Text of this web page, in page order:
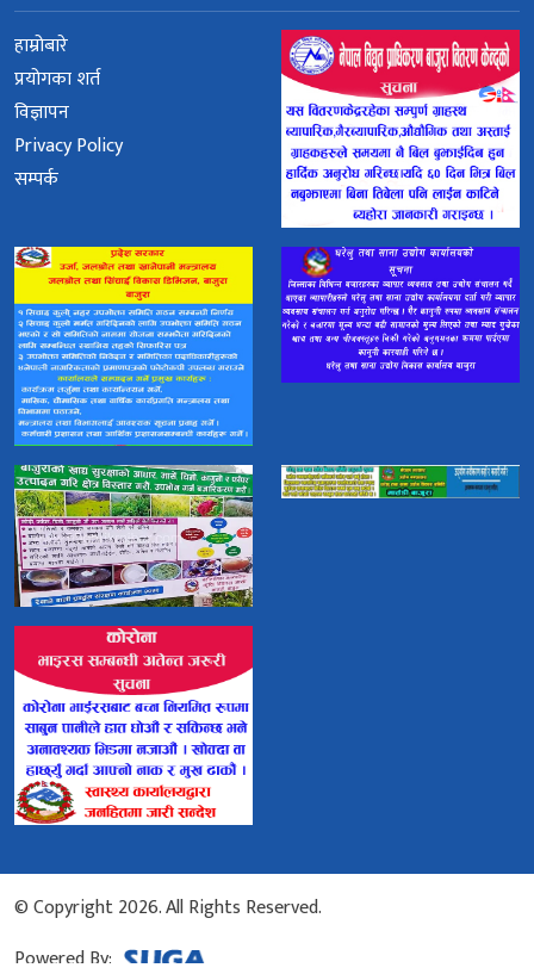
हाम्रोबारे
प्रयोगका शर्त
विज्ञापन
Privacy Policy
सम्पर्क
© Copyright 2026. All Rights Reserved.
Powered By: